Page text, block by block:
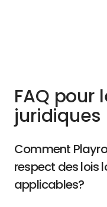
FAQ pour
juridiques
Comment
respect des lois
applicables?